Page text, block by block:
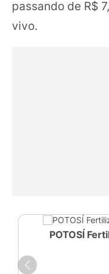
passando de R$
vivo.
POTOSÍ